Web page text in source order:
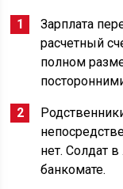
Зарплата
расчетный
полном
нет. Солдат
банкомате.